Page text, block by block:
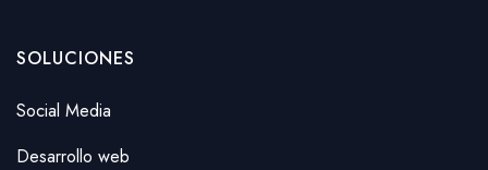
SOLUCIONES
Social Media
Desarrollo web